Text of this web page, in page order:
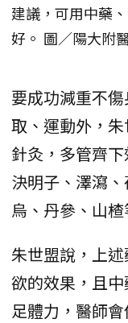
建議，可用中藥
好。 圖／陽大附
要成功減重不
取、運動外，
針灸，多管齊
決明子、澤瀉
烏、丹參、山楂
朱世盟說，上
欲的效果，且
足體力，醫師